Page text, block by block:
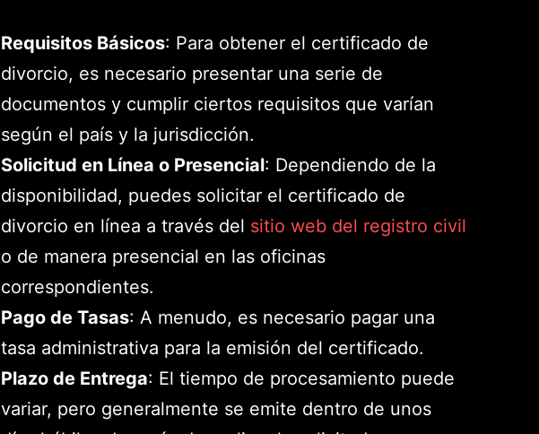
Requisitos Básicos: Para obtener el certificado de
divorcio, es necesario presentar una serie de
documentos y cumplir ciertos requisitos que varían
según el país y la jurisdicción.
Solicitud en Línea o Presencial: Dependiendo de la
disponibilidad, puedes solicitar el certificado de
divorcio en línea a través del sitio web del registro civil
o de manera presencial en las oficinas
correspondientes.
Pago de Tasas: A menudo, es necesario pagar una
tasa administrativa para la emisión del certificado.
Plazo de Entrega: El tiempo de procesamiento puede
variar, pero generalmente se emite dentro de unos